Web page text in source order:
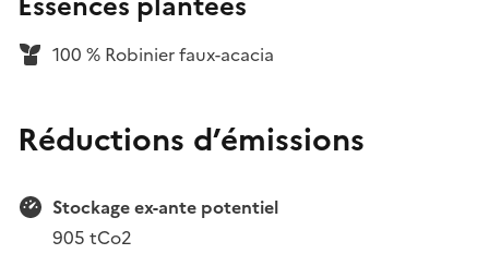
100 % Robinier faux-acacia
Réductions d’émissions
Stockage ex-ante potentiel
905 tCo2